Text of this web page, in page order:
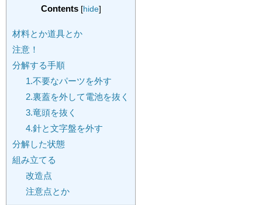
Contents [hide]
材料とか道具とか
注意！
分解する手順
1.不要なパーツを外す
2.裏蓋を外して電池を抜く
3.竜頭を抜く
4.針と文字盤を外す
分解した状態
組み立てる
改造点
注意点とか